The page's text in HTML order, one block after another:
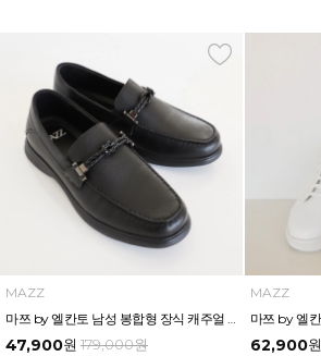
MAZZ
47,900원 179,000원
MAZZ
62,900원